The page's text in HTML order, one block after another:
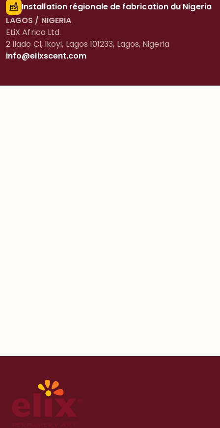
Installation régionale de fabrication du Nigeria
LAGOS / NIGERIA
ELiX Africa Ltd.
2 Ilado Cl, Ikoyi, Lagos 101233, Lagos, Nigeria
info@elixscent.com